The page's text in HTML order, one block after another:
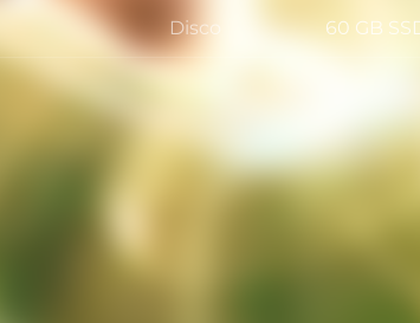
Disco
Disco
60 GB